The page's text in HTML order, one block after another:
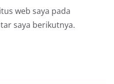
web saya pada
saya berikutnya.